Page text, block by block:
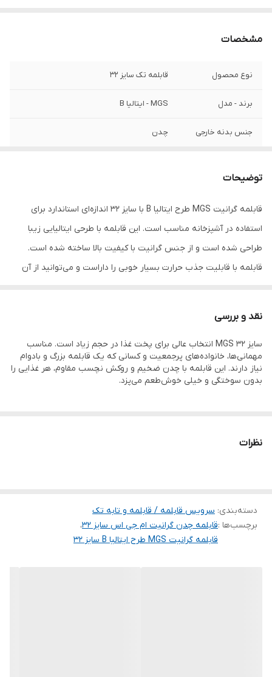
مشخصات
نوع محصول قابلمه تک سایز 32
برند - مدل MGS - ایتالیا B
جنس بدنه خارجی چدن
توضیحات
قابلمه گرانیت MGS طرح ایتالیا B با سایز 32 اندازه‌ای استاندارد برای
استفاده در آشپزخانه مناسب است. این قابلمه با طرحی ایتالیایی زیبا
طراحی شده است و از جنس گرانیت با کیفیت بالا ساخته شده است.
قابلمه با قابلیت جذب حرارت بسیار خوبی را داراست و می‌توانید از آن
نقد و بررسی
سایز ۳۲ MGS انتخاب عالی برای پخت غذا در حجم زیاد است. مناسب
مهمانی‌ها، خانواده‌های پرجمعیت و کسانی که یک قابلمه بزرگ و بادوام
نیاز دارند. این قابلمه با چدن ضخیم و روکش نچسب مقاوم، هر غذایی را
بدون سوختگی و خیلی خوش‌طعم می‌پزد.
نظرات
دسته‌بندی: سرویس قابلمه / قابلمه و تابه تک
برچسب‌ها :قابلمه چدن گرانیت ام جی اس سایز 32
،
قابلمه گرانیت MGS طرح ایتالیا B سایز 32